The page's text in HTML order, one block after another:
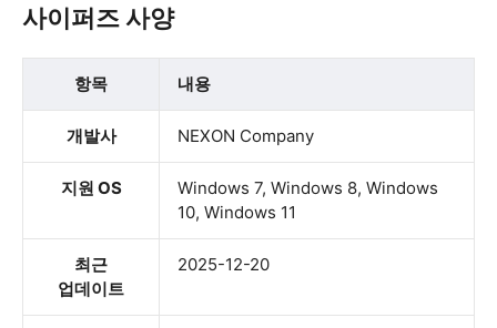
사이퍼즈 사양
항목 내용
개발사 NEXON Company
지원 OS
Windows 7, Windows 8, Windows
10, Windows 11
최근
업데이트
2025-12-20